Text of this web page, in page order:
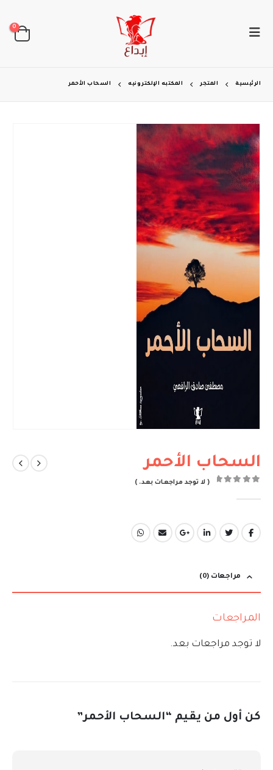
0
الرئيسية المتجر المكتبه الإلكترونيه السحاب الأحمر
السحاب الأحمر
( لا توجد مراجعات بعد. )
مراجعات (0)
المراجعات
لا توجد مراجعات بعد.
كن أول من يقيم “السحاب الأحمر”